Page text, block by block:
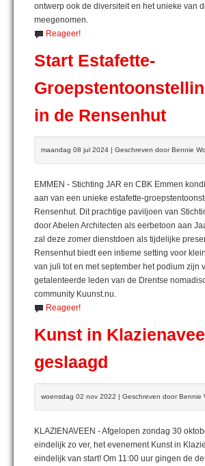
ontwerp ook de diversiteit en het unieke van
meegenomen.
Reageer!
Start Estafette-
in de Rensenhut
maandag 08 jul 2024 | Geschreven door Bennie
EMMEN - Stichting JAR en CBK Emmen
aan van een unieke estafette-
Rensenhut. Dit prachtige paviljoen van
door Abelen Architecten als eerbetoon aan
zal deze zomer dienstdoen als tijdelijke
Rensenhut biedt een intieme setting voor
van juli tot en met september het podium zijn
getalenteerde leden van de Drentse
community Kuunst.nu.
Reageer!
Kunst in
geslaagd
woensdag 02 nov 2022 | Geschreven door Bennie
KLAZIENAVEEN - Afgelopen zondag 30
eindelijk zo ver, het evenement Kunst in
eindelijk van start! Om 11:00 uur gingen de